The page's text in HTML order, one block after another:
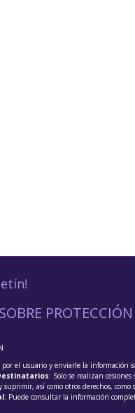
por el usuario y enviarle la información
: Solo se realizan cesiones
suprimir, así como otros derechos, como
: Puede consultar la información